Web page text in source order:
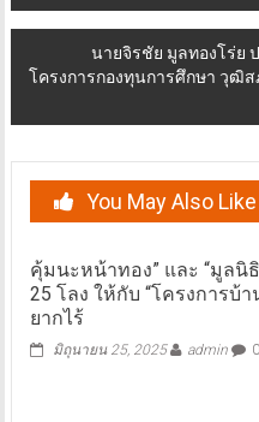
นายจิรชัย มูลทองโร่ย
โครงการกองทุนการศึกษา วุฒิ
You May Also Like
คุ้มนะหน้าทอง” และ “มูลนิ
25 โลง ให้กับ “โครงการบ้
ยากไร้
มิถุนายน 25, 2025 admin 0